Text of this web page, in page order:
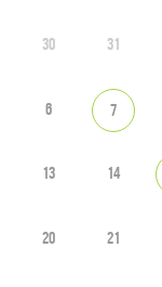
30 31
6 7
13 14
20 21